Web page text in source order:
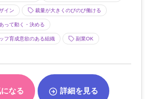
イン 裁量が大きくのびのび働ける
って動く・決める
フ育成意欲のある組織 副業OK
なる 詳細を見る